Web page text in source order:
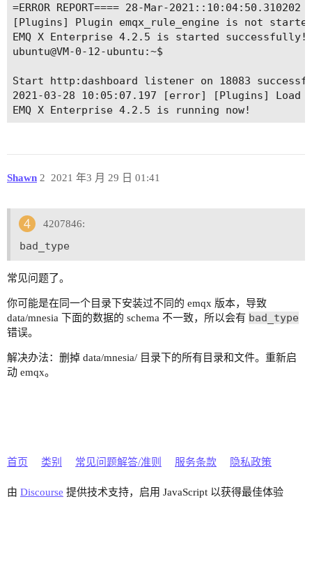
=ERROR REPORT==== 28-Mar-2021::10:04:50.310202
[Plugins] Plugin emqx_rule_engine is not
EMQ X Enterprise 4.2.5 is started successfully!
ubuntu@VM-0-12-ubuntu:~$
Start http:dashboard listener on 18083
2021-03-28 10:05:07.197 [error] [Plugins] Load
Shawn 2021 年3 月 29 日 01:41
2
4207846:
bad_type
常见问题了。
你可能是在同一个目录下安装过不同的 emqx 版本，导致
data/mnesia 下面的数据的 schema 不一致，所以会有 bad_type
错误。
解决办法：删掉 data/mnesia/ 目录下的所有目录和文件。重新启
动 emqx。
首页 类别 常见问题解答/准则 服务条款 隐私政策
由 Discourse 提供技术支持，启用 JavaScript 以获得最佳体验